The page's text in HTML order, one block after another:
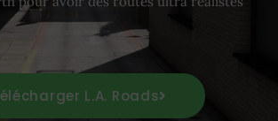
L.A. Roads